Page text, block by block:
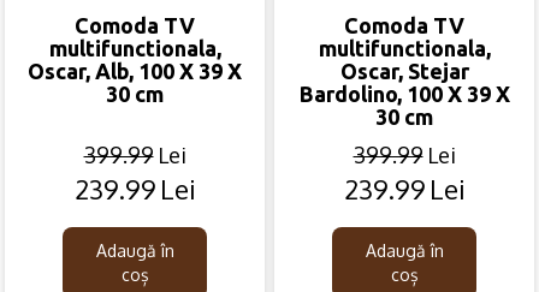
Comoda TV
multifunctionala,
Oscar, Alb, 100 X 39 X
30 cm
399.99 Lei
Original
was:
399.99lei.
239.99 Lei
Current
is:
239.99lei.
Adaugă în
coș
Comoda TV
multifunctionala,
Oscar, Stejar
Bardolino, 100 X 39 X
30 cm
399.99 Lei
Original
was:
399.99lei.
239.99 Lei
Current
is:
239.99lei.
Adaugă în
coș